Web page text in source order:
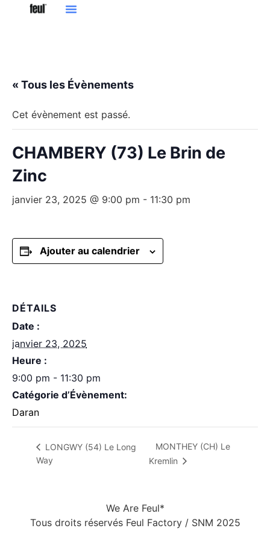
« Tous les Évènements
Cet évènement est passé.
CHAMBERY (73) Le Brin de
Zinc
janvier 23, 2025 @ 9:00 pm - 11:30 pm
Ajouter au calendrier
DÉTAILS
Date :
janvier 23, 2025
Heure :
9:00 pm - 11:30 pm
Catégorie d’Évènement:
Daran
LONGWY (54) Le Long
Way
MONTHEY (CH) Le
Kremlin
We Are Feul*
Tous droits réservés Feul Factory / SNM 2025